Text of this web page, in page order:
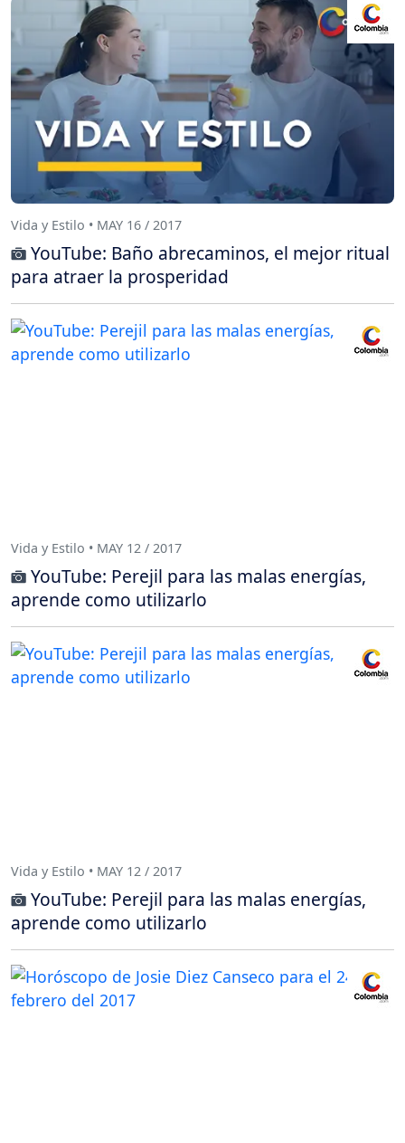
Vida y Estilo • MAY 16 / 2017
YouTube: Baño abrecaminos, el mejor ritual
para atraer la prosperidad
Vida y Estilo • MAY 12 / 2017
YouTube: Perejil para las malas energías,
aprende como utilizarlo
Vida y Estilo • MAY 12 / 2017
YouTube: Perejil para las malas energías,
aprende como utilizarlo